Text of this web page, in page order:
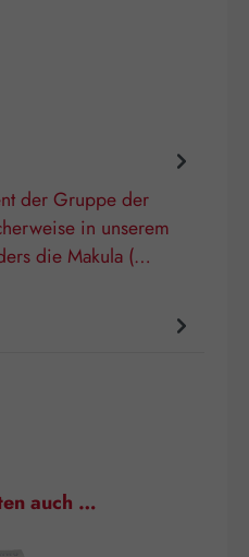
der Gruppe der
in unserem
die Makula (…
auch …